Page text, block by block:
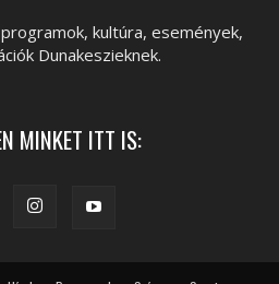
kultúra, események,
Dunakeszieknek.
MINKET ITT IS: